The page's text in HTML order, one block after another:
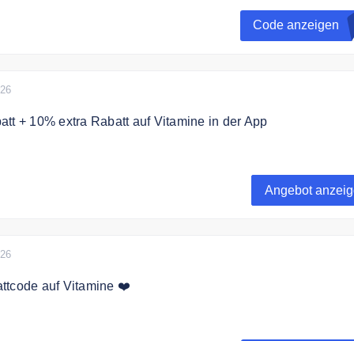
Code anzeigen
+ 10% extra Rabatt auf Vitamine in der App
Angebot
auf Vitamine ❤️